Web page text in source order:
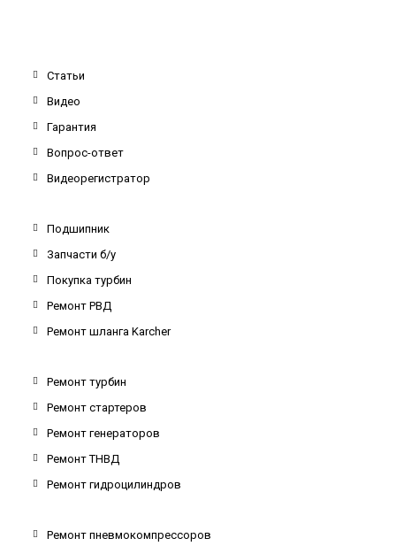
Статьи
Видео
Гарантия
Вопрос-ответ
Видеорегистратор
Подшипник
Запчасти б/у
Покупка турбин
Ремонт РВД
Ремонт шланга Karcher
Ремонт турбин
Ремонт стартеров
Ремонт генераторов
Ремонт ТНВД
Ремонт гидроцилиндров
Ремонт пневмокомпрессоров